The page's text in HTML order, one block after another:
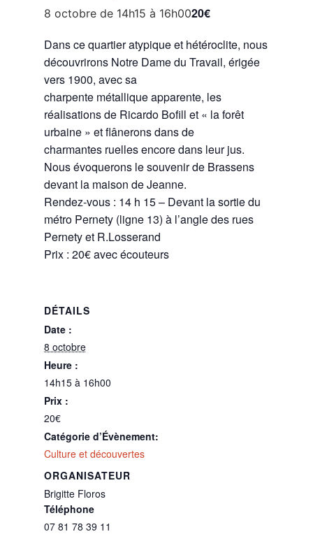
8 octobre de 14h15 à 16h0020€
Dans ce quartier atypique et hétéroclite, nous
découvrirons Notre Dame du Travail, érigée
vers 1900, avec sa
charpente métallique apparente, les
réalisations de Ricardo Bofill et « la forêt
urbaine » et flânerons dans de
charmantes ruelles encore dans leur jus.
Nous évoquerons le souvenir de Brassens
devant la maison de Jeanne.
Rendez-vous : 14 h 15 – Devant la sortie du
métro Pernety (ligne 13) à l’angle des rues
Pernety et R.Losserand
Prix : 20€ avec écouteurs
DÉTAILS
Date :
8 octobre
Heure :
14h15 à 16h00
Prix :
20€
Catégorie d’Évènement:
Culture et découvertes
ORGANISATEUR
Brigitte Floros
Téléphone
07 81 78 39 11